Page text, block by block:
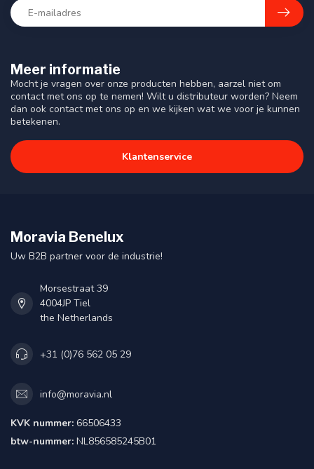
Meer informatie
Mocht je vragen over onze producten hebben, aarzel niet om
contact met ons op te nemen! Wilt u distributeur worden? Neem
dan ook contact met ons op en we kijken wat we voor je kunnen
betekenen.
Klantenservice
Moravia Benelux
Uw B2B partner voor de industrie!
Morsestraat 39
4004JP Tiel
the Netherlands
+31 (0)76 562 05 29
info@moravia.nl
KVK nummer: 66506433
btw-nummer: NL856585245B01